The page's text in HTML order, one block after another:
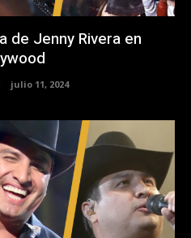
de Jenny Rivera en
julio 11, 2024